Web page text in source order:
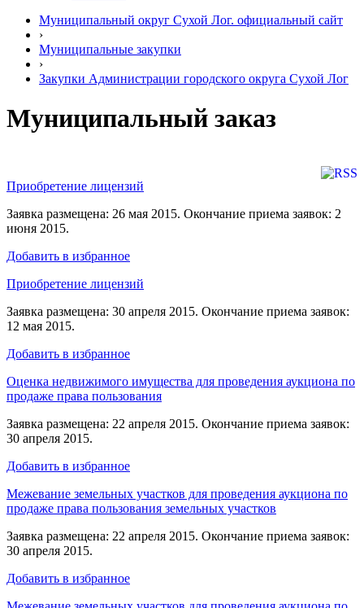
Муниципальный округ Сухой Лог. официальный сайт
›
Муниципальные закупки
›
Закупки Администрации городского округа Сухой Лог
Муниципальный заказ
Приобретение лицензий
Заявка размещена: 26 мая 2015. Окончание приема заявок: 2
июня 2015.
Добавить в избранное
Приобретение лицензий
Заявка размещена: 30 апреля 2015. Окончание приема заявок:
12 мая 2015.
Добавить в избранное
Оценка недвижимого имущества для проведения аукциона по
продаже права пользования
Заявка размещена: 22 апреля 2015. Окончание приема заявок:
30 апреля 2015.
Добавить в избранное
Межевание земельных участков для проведения аукциона по
продаже права пользования земельных участков
Заявка размещена: 22 апреля 2015. Окончание приема заявок:
30 апреля 2015.
Добавить в избранное